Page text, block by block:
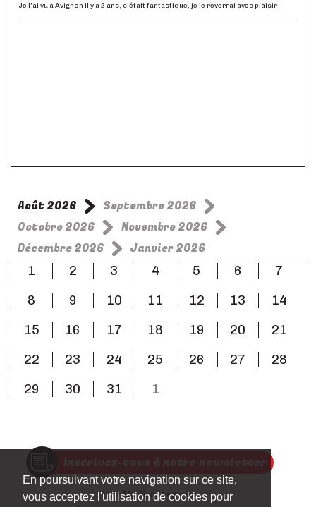
En poursuivant votre navigation sur ce site,
vous acceptez l'utilisation de cookies pour
Je l'ai vu à Avignon il y a 2 ans, c'était fantastique, je le reverrai avec plaisir
Août 2026
Septembre 2026
Octobre 2026
Novembre 2026
Décembre 2026
Janvier 2026
1
2 3 4 5 6
7
8
9 10 11 12 13
14
15
16 17 18 19 20
21
22
23 24 25 26 27
28
29
30 31 1
Mentions Légales